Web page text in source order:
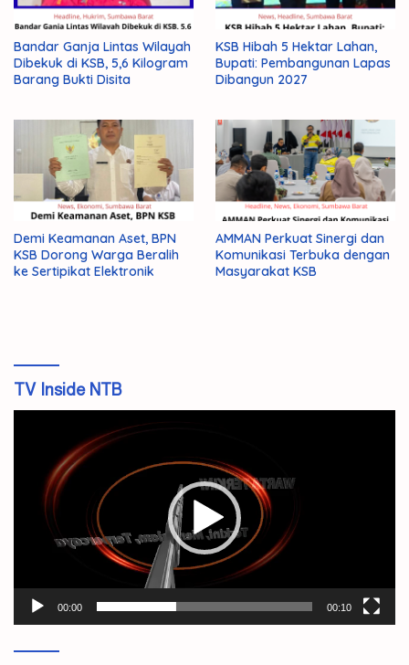
Bandar Ganja Lintas Wilayah
Dibekuk di KSB, 5,6 Kilogram
Barang Bukti Disita
KSB Hibah 5 Hektar Lahan,
Bupati: Pembangunan Lapas
Dibangun 2027
Demi Keamanan Aset, BPN
KSB Dorong Warga Beralih
ke Sertipikat Elektronik
AMMAN Perkuat Sinergi dan
Komunikasi Terbuka dengan
Masyarakat KSB
TV Inside NTB
00:00 00:10